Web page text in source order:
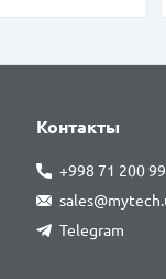
Контакты
+998 71 200
Telegram